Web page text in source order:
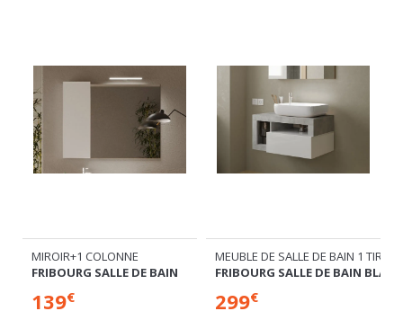
ET 3 NICHES
BÉTON
MIROIR+1 COLONNE
FRIBOURG SALLE DE BAIN
139€
MEUBLE DE SALLE DE BAIN 1
FRIBOURG SALLE DE BAIN
299€